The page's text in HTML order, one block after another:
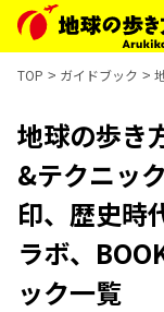
TOP ガイドブック
地球の歩き
&テクニッ
印、歴史時
ラボ、
ック一覧